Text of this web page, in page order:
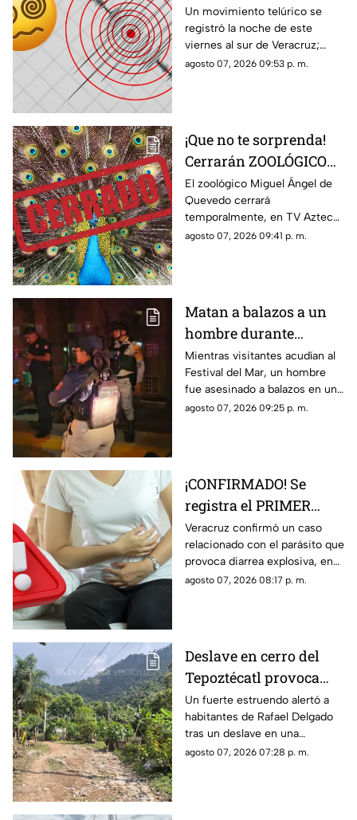
de HOY viernes 7 de
agosto del 2026; ¿cuál
fue la magnitud y
epicentro?
Un movimiento telúrico se
registró la noche de este
viernes al sur de Veracruz;
habitantes de la zona pudieron
agosto 07, 2026 09:53 p. m.
¡Que no te sorprenda!
Cerrarán ZOOLÓGICO
en Veracruz; ¿será
definitivo?
El zoológico Miguel Ángel de
Quevedo cerrará
temporalmente, en TV Azteca
Veracruz te contamos los
agosto 07, 2026 09:41 p. m.
Matan a balazos a un
hombre durante
inauguración del
Festival del Mar en
Coatzacoalcos
Mientras visitantes acudían al
Festival del Mar, un hombre
fue asesinado a balazos en una
colonia de Coatzacoalcos, en
agosto 07, 2026 09:25 p. m.
¡CONFIRMADO! Se
registra el PRIMER
CASO de ‘diarrea
explosiva’ en Veracruz;
esto sabemos
Veracruz confirmó un caso
relacionado con el parásito que
provoca diarrea explosiva, en
TV Azteca Veracruz te
agosto 07, 2026 08:17 p. m.
Deslave en cerro del
Tepoztécatl provoca
estruendo y preocupa a
familias; ¿hay heridos?
Un fuerte estruendo alertó a
habitantes de Rafael Delgado
tras un deslave en una
montaña, mientras familias
agosto 07, 2026 07:28 p. m.